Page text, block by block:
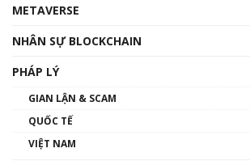
01:32:59
gió ấm
METAVERSE
NHÂN SỰ BLOCKCHAIN
PHÁP LÝ
GIAN LẬN & SCAM
QUỐC TẾ
VIỆT NAM